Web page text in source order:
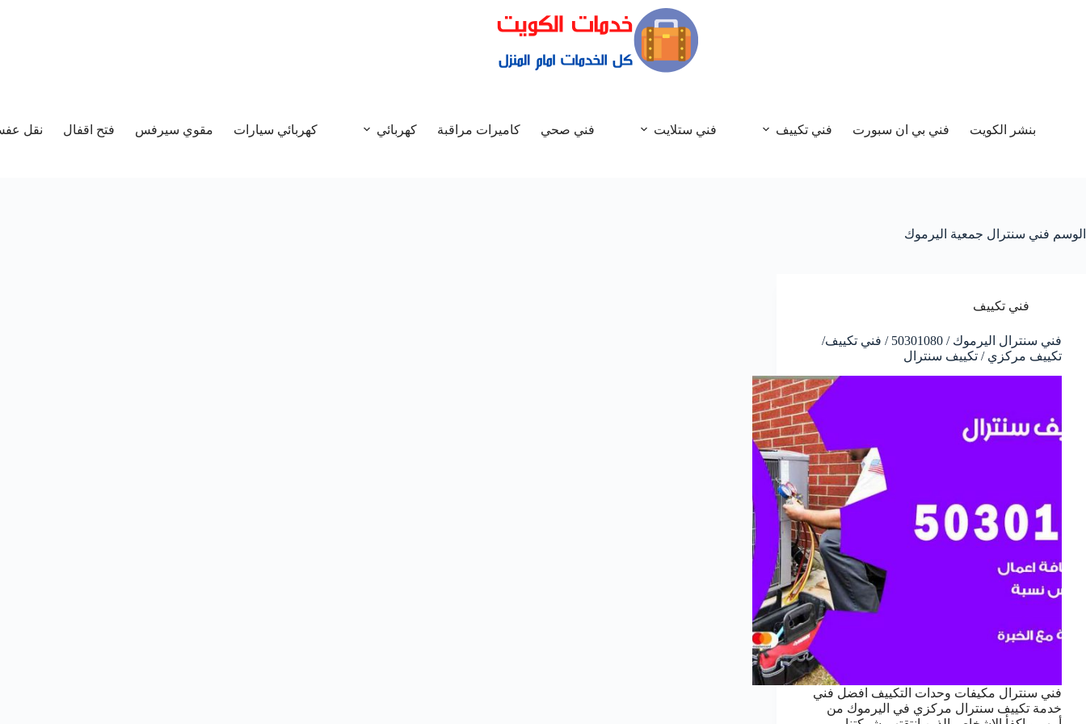
بنشر الكويت فني بي ان سبورت فني تكييف فني ستلايت فني صحي كاميرات مراقبة كهربائي كهربائي سيارات مقوي سيرفس فتح اقفال نقل
الوسم فني سنترال جمعية اليرموك
فني تكييف
فني سنترال اليرموك / 50301080 / فني تكييف/
تكييف مركزي / تكييف سنترال
فني سنترال مكيفات وحدات التكييف افضل فني
خدمة تكييف سنترال مركزي في اليرموك من